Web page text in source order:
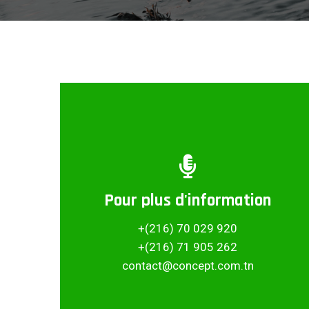
Pour plus d'information
+(216) 70 029 920
+(216) 71 905 262
contact@concept.com.tn
Partager ce projet